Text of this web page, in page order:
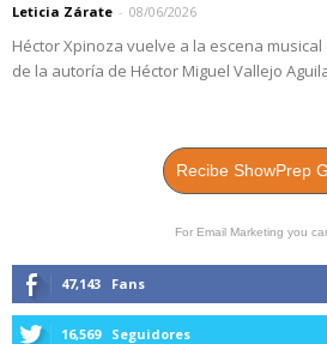
Leticia Zárate - 08/06/2026
Héctor Xpinoza vuelve a la escena musical
de la autoría de Héctor Miguel Vallejo
Recibe ShowPrep
For Email Marketing you
47,143 Fans
16,569 Seguidores